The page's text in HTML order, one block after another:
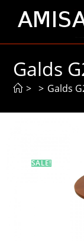
Galds
> > Galds
SALE!